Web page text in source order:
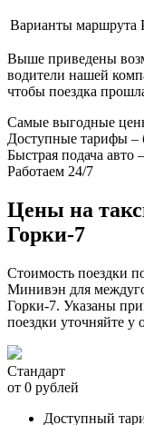
Варианты маршрута
Выше приведены
водители нашей
чтобы поездка
Самые выгодные
Доступные тарифы –
Быстрая подача авто
Работаем 24/7
Цены на
Горки-7
Стоимость поездки
Минивэн для
Горки-7. Указаны
поездки уточняйте у
Стандарт
от 0 рублей
Доступный